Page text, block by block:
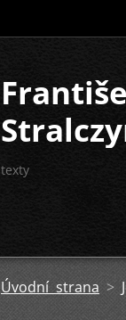
texty
Úvodní strana >